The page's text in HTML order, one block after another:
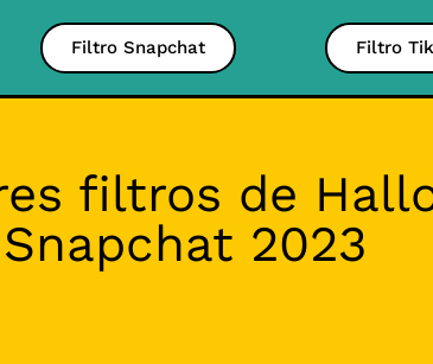
Filtro Snapchat Filtro
filtros de
2023